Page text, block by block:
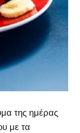
της ημέρας
με τα